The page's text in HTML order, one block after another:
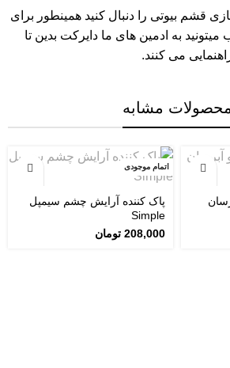
قشم بیوتی را دنبال کنید همینطور برای
به ادمین های ما دایرکت بدین تا
می کنند.
محصولات مشابه
اتمام موجودی
پاک کننده آرایش چشم سیمپل
Simple
208,000 تومان